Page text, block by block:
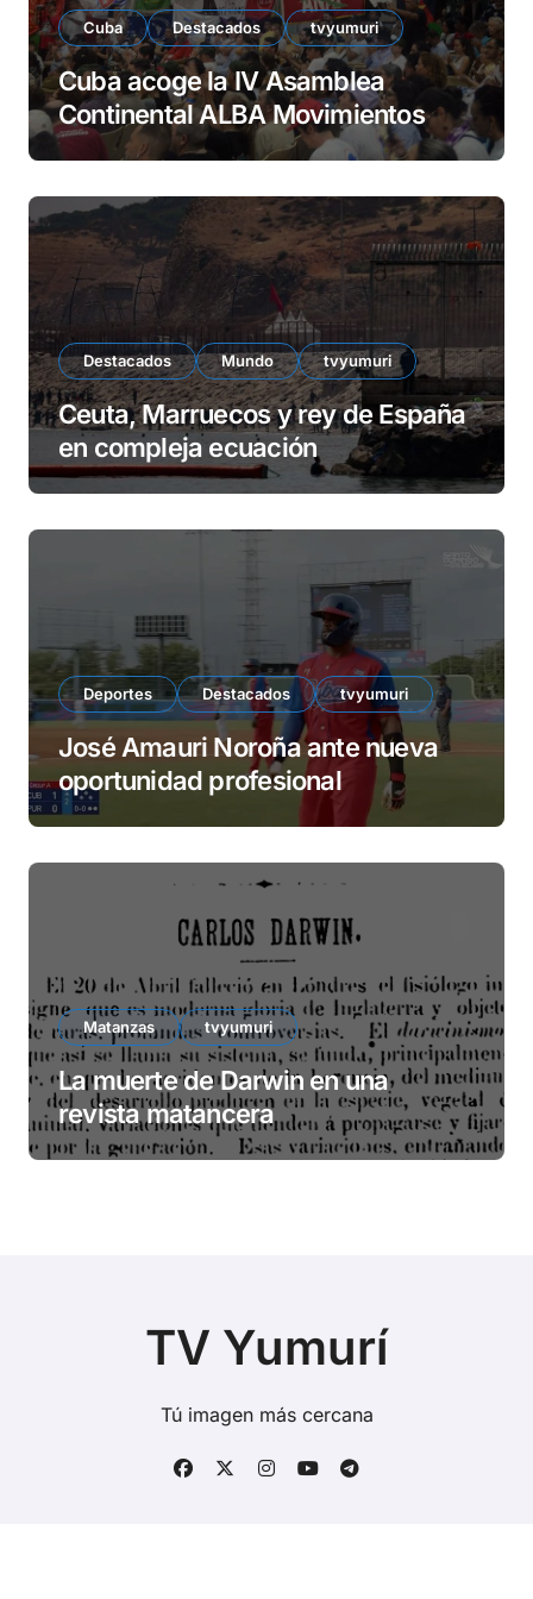
Cuba Destacados tvyumuri
Cuba acoge la IV Asamblea
Continental ALBA Movimientos
Destacados Mundo tvyumuri
Ceuta, Marruecos y rey de España
en compleja ecuación
Deportes Destacados tvyumuri
José Amauri Noroña ante nueva
oportunidad profesional
Matanzas tvyumuri
La muerte de Darwin en una
revista matancera
TV Yumurí
Tú imagen más cercana